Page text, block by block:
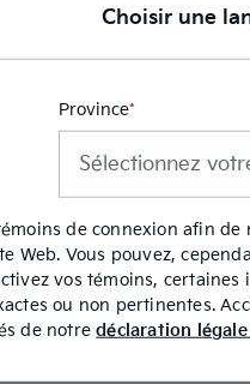
clé intelligente)
Choisir une
Province*
champ
est
requis
de connexion afin
Web. Vous pouvez,
vos témoins,
ou non pertinentes.
de notredéclaration